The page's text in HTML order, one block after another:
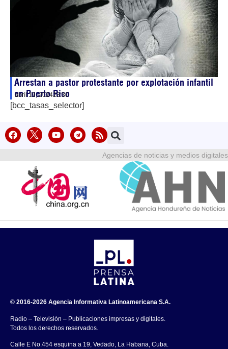
Arrestan a pastor protestante por explotación infantil
en Puerto Rico
abril 19, 202423:30
[bcc_tasas_selector]
Agencias de noticias y medios digitales
© 2016-2026 Agencia Informativa Latinoamericana S.A.
Radio – Televisión – Publicaciones impresas y digitales.
Todos los derechos reservados.
Calle E No.454 esquina a 19, Vedado, La Habana, Cuba.